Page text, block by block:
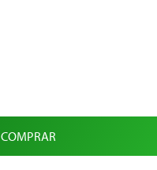
COMPRAR